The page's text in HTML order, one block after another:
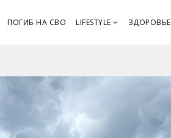
ПОГИБ НА СВО LIFESTYLE ЗДОРОВЬЕ